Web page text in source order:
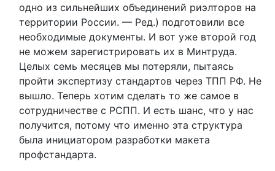
одно из сильнейших объединений риэлторов на
территории России. — Ред.) подготовили все
необходимые документы. И вот уже второй год
не можем зарегистрировать их в Минтруда.
Целых семь месяцев мы потеряли, пытаясь
пройти экспертизу стандартов через ТПП РФ. Не
вышло. Теперь хотим сделать то же самое в
сотрудничестве с РСПП. И есть шанс, что у нас
получится, потому что именно эта структура
была инициатором разработки макета
профстандарта.